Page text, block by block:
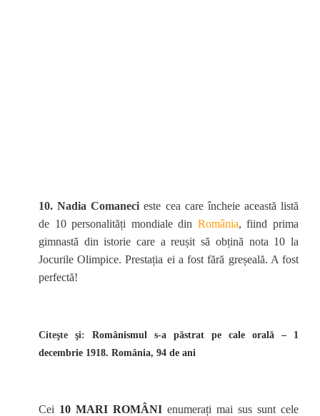
10. Nadia Comaneci este cea care încheie această listă
de 10 personalități mondiale din România, fiind prima
gimnastă din istorie care a reușit să obțină nota 10 la
Jocurile Olimpice. Prestația ei a fost fără greșeală. A fost
perfectă!
Citeşte şi: Românismul s-a păstrat pe cale orală – 1
decembrie 1918. România, 94 de ani
Cei 10 MARI ROMÂNI enumerați mai sus sunt cele